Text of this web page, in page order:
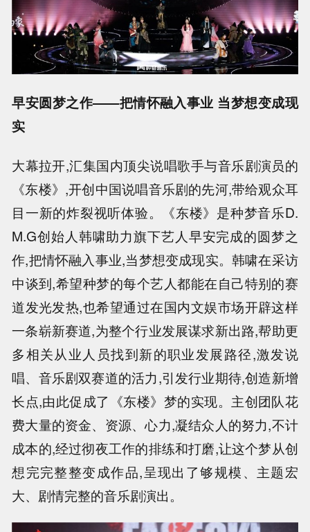
早安圆梦之作——把情怀融入事业 当梦想变成现
实
大幕拉开,汇集国内顶尖说唱歌手与音乐剧演员的
《东楼》,开创中国说唱音乐剧的先河,带给观众耳
目一新的炸裂视听体验。《东楼》是种梦音乐D.
M.G创始人韩啸助力旗下艺人早安完成的圆梦之
作,把情怀融入事业,当梦想变成现实。韩啸在采访
中谈到,希望种梦的每个艺人都能在自己特别的赛
道发光发热,也希望通过在国内文娱市场开辟这样
一条崭新赛道,为整个行业发展谋求新出路,帮助更
多相关从业人员找到新的职业发展路径,激发说
唱、音乐剧双赛道的活力,引发行业期待,创造新增
长点,由此促成了《东楼》梦的实现。主创团队花
费大量的资金、资源、心力,凝结众人的努力,不计
成本的,经过彻夜工作的排练和打磨,让这个梦从创
想完完整整变成作品,呈现出了够规模、主题宏
大、剧情完整的音乐剧演出。